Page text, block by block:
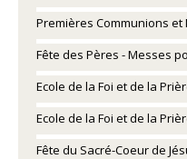
Premières Communions et
Fête des Pères - Messes
Ecole de la Foi et de la
Ecole de la Foi et de la
Fête du Sacré-Coeur de